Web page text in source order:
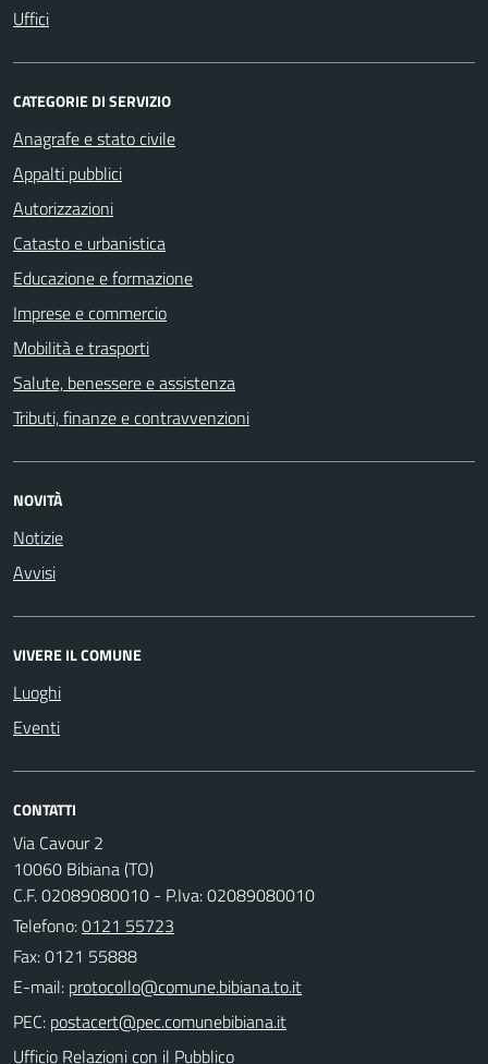
Uffici
CATEGORIE DI SERVIZIO
Anagrafe e stato civile
Appalti pubblici
Autorizzazioni
Catasto e urbanistica
Educazione e formazione
Imprese e commercio
Mobilità e trasporti
Salute, benessere e assistenza
Tributi, finanze e contravvenzioni
NOVITÀ
Notizie
Avvisi
VIVERE IL COMUNE
Luoghi
Eventi
CONTATTI
Via Cavour 2
10060 Bibiana (TO)
C.F. 02089080010 - P.Iva: 02089080010
Telefono:0121 55723
Fax: 0121 55888
E-mail:
PEC:
Ufficio Relazioni con il Pubblico